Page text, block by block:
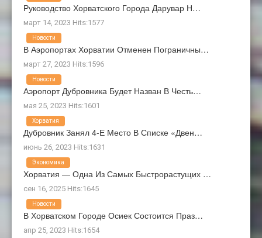
Руководство Хорватского Города Дарувар Н…
март 14, 2023 Hits:1577
В Аэропортах Хорватии Отменен Пограничны…
март 27, 2023 Hits:1596
Новости
Аэропорт Дубровника Будет Назван В Честь…
мая 25, 2023 Hits:1601
Новости
Дубровник Занял 4-Е Место В Списке «Двен…
июнь 26, 2023 Hits:1631
Хорватия
Хорватия — Одна Из Самых Быстрорастущих …
сен 16, 2025 Hits:1645
Экономика
В Хорватском Городе Осиек Состоится Праз…
апр 25, 2023 Hits:1654
Новости